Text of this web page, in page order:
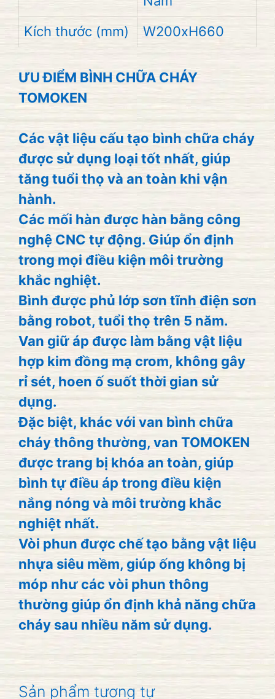
Kích thước (mm)
W200xH660
ƯU ĐIỂM BÌNH CHỮA CHÁY
TOMOKEN
Các vật liệu cấu tạo bình chữa cháy
được sử dụng loại tốt nhất, giúp
tăng tuổi thọ và an toàn khi vận
hành.
Các mối hàn được hàn bằng công
nghệ CNC tự động. Giúp ổn định
trong mọi điều kiện môi trường
khắc nghiệt.
Bình được phủ lớp sơn tĩnh điện sơn
bằng robot, tuổi thọ trên 5 năm.
Van giữ áp được làm bằng vật liệu
hợp kim đồng mạ crom, không gây
rỉ sét, hoen ố suốt thời gian sử
dụng.
Đặc biệt, khác với van bình chữa
cháy thông thường, van TOMOKEN
được trang bị khóa an toàn, giúp
bình tự điều áp trong điều kiện
nắng nóng và môi trường khắc
nghiệt nhất.
Vòi phun được chế tạo bằng vật liệu
nhựa siêu mềm, giúp ống không bị
móp như các vòi phun thông
thường giúp ổn định khả năng chữa
cháy sau nhiều năm sử dụng.
Sản phẩm tương tự